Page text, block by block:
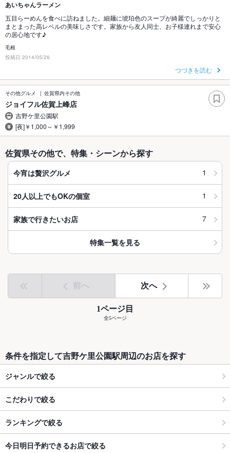
あいちゃんラーメン
五目らーめんを食べに訪ねました。細麺に琥珀色のスープが綺麗でしっかりと
まとまった高レベルの美味しさです。家族から友人同士、お子様連れまで安心
の居心地です♪
毛根
投稿日 2014/05/26
つづきを読む
その他グルメ 佐賀県内その他
ジョイフル佐賀上峰店
吉野ケ里公園駅
[夜]￥1,000～￥1,999
佐賀県その他で、特集・シーンから探す
今宵は贅沢グルメ 1
20人以上でもOKの個室 1
家族で行きたいお店 7
特集一覧を見る
前へ 次へ
1ページ目
全5ページ
条件を指定して吉野ケ里公園駅周辺のお店を探す
ジャンルで絞る
こだわりで絞る
ランキングで絞る
今日明日予約できるお店で絞る